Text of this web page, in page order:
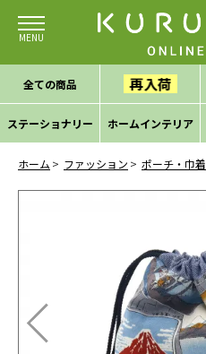
全ての商品 再入荷
ステーショナリー ホームインテリア
ホーム ファッション ポーチ・巾着